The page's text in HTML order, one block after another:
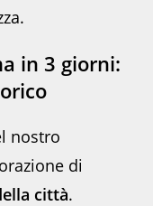
in 3 giorni:
nostro
di
città.